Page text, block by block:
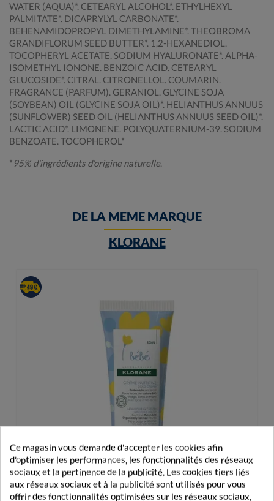
WATER (AQUA)*. CETEARYL ALCOHOL*. ETHYLHEXYL
PALMITATE*. DICAPRYLYL CARBONATE*.
BEHENAMIDOPROPYL DIMETHYLAMINE*. THEOBROMA
GRANDIFLORUM SEED BUTTER*. 1,2-HEXANEDIOL.
TOCOPHERYL ACETATE. SODIUM HYALURONATE*. ALPHA-
ISOMETHYL IONONE. BENZOIC ACID. CETEARYL
GLUCOSIDE*. CITRAL. CITRONELLOL. COUMARIN.
FRAGRANCE (PARFUM). GERANIOL. GLYCINE SOJA
(SOYBEAN) OIL (GLYCINE SOJA OIL)*. HELIANTHUS ANNUUS
(SUNFLOWER) SEED OIL (HELIANTHUS ANNUUS SEED OIL)*.
LACTIC ACID*. LIMONENE. POLYQUATERNIUM-39. SODIUM
BENZOATE. TOCOPHEROL*
* 95% d'ingrédients d'origine naturelle.
DE LA MEME MARQUE
KLORANE
Ce magasin vous demande d'accepter les cookies afin
d'optimiser les performances, les fonctionnalités des réseaux
sociaux et la pertinence de la publicité. Les cookies tiers liés
aux réseaux sociaux et à la publicité sont utilisés pour vous
offrir des fonctionnalités optimisées sur les réseaux sociaux,